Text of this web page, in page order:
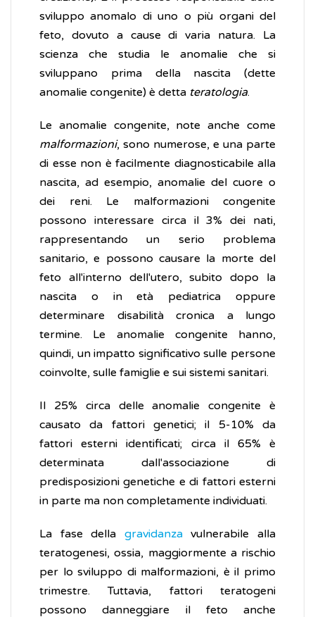
sviluppo anomalo di uno o più organi del
feto, dovuto a cause di varia natura. La
scienza che studia le anomalie che si
sviluppano prima della nascita (dette
anomalie congenite) è detta teratologia.
Le anomalie congenite, note anche come
malformazioni, sono numerose, e una parte
di esse non è facilmente diagnosticabile alla
nascita, ad esempio, anomalie del cuore o
dei reni. Le malformazioni congenite
possono interessare circa il 3% dei nati,
rappresentando un serio problema
sanitario, e possono causare la morte del
feto all'interno dell'utero, subito dopo la
nascita o in età pediatrica oppure
determinare disabilità cronica a lungo
termine. Le anomalie congenite hanno,
quindi, un impatto significativo sulle persone
coinvolte, sulle famiglie e sui sistemi sanitari.
Il 25% circa delle anomalie congenite è
causato da fattori genetici; il 5-10% da
fattori esterni identificati; circa il 65% è
determinata dall'associazione di
predisposizioni genetiche e di fattori esterni
in parte ma non completamente individuati.
La fase della gravidanzavulnerabile alla
teratogenesi, ossia, maggiormente a rischio
per lo sviluppo di malformazioni, è il primo
trimestre. Tuttavia, fattori teratogeni
possono danneggiare il feto anche